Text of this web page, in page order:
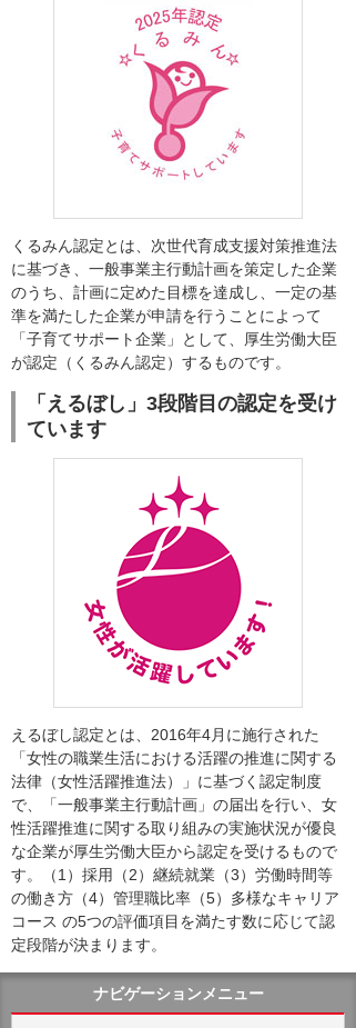
くるみん認定とは、次世代育成支援対策推進法
に基づき、一般事業主行動計画を策定した企業
のうち、計画に定めた目標を達成し、一定の基
準を満たした企業が申請を行うことによって
「子育てサポート企業」として、厚生労働大臣
が認定（くるみん認定）するものです。
「えるぼし」3段階目の認定を受け
ています
えるぼし認定とは、2016年4月に施行された
「女性の職業生活における活躍の推進に関する
法律（女性活躍推進法）」に基づく認定制度
で、「一般事業主行動計画」の届出を行い、女
性活躍推進に関する取り組みの実施状況が優良
な企業が厚生労働大臣から認定を受けるもので
す。（1）採用（2）継続就業（3）労働時間等
の働き方（4）管理職比率（5）多様なキャリア
コース の5つの評価項目を満たす数に応じて認
定段階が決まります。
ナビゲーションメニュー